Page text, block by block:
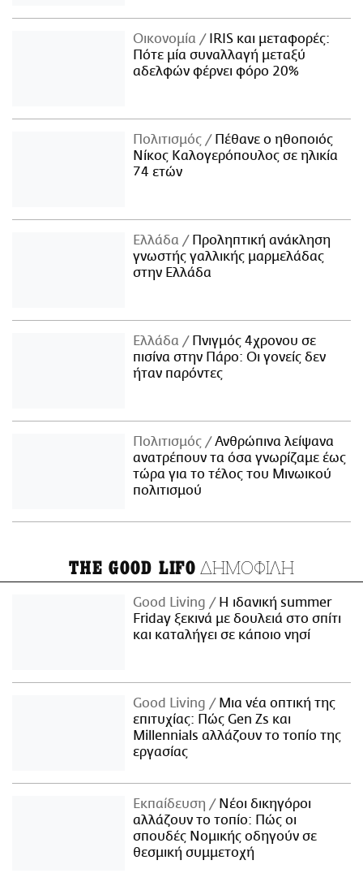
Οικονομία
IRIS και μεταφορές:
Πότε μία συναλλαγή μεταξύ
αδελφών φέρνει φόρο 20%
Πολιτισμός
Πέθανε ο ηθοποιός
Νίκος Καλογερόπουλος σε ηλικία
74 ετών
Ελλάδα
Προληπτική ανάκληση
γνωστής γαλλικής μαρμελάδας
στην Ελλάδα
Ελλάδα
Πνιγμός 4χρονου σε
πισίνα στην Πάρο: Οι γονείς δεν
ήταν παρόντες
Πολιτισμός
Ανθρώπινα λείψανα
ανατρέπουν τα όσα γνωρίζαμε έως
τώρα για το τέλος του Μινωικού
πολιτισμού
THE GOOD LIFO ΔΗΜΟΦΙΛΗ
Good Living
Η ιδανική summer
Friday ξεκινά με δουλειά στο σπίτι
και καταλήγει σε κάποιο νησί
Good Living
Μια νέα οπτική της
επιτυχίας: Πώς Gen Zs και
Millennials αλλάζουν το τοπίο της
εργασίας
Εκπαίδευση
Νέοι δικηγόροι
αλλάζουν το τοπίο: Πώς οι
σπουδές Νομικής οδηγούν σε
θεσμική συμμετοχή